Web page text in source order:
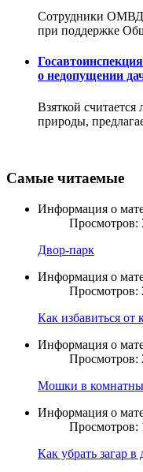
Сотрудники ОМВД
при поддержке
о недопущении
Взяткой
природы,
Самые читаемые
Информация о
Просмотров:
Двор-парк
Информация о
Просмотров:
Как избавиться
Информация о
Просмотров:
Мошки в
Информация о
Просмотров:
Как убрать загар